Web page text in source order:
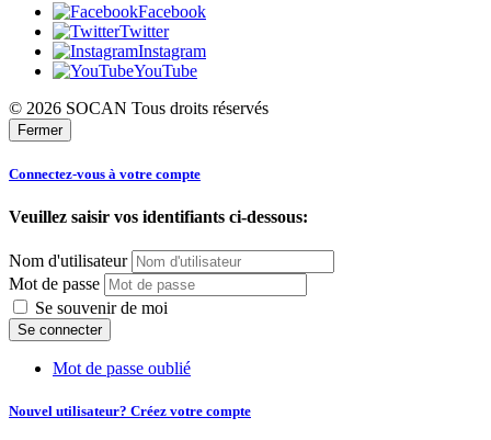
Facebook
Twitter
Instagram
YouTube
© 2026 SOCAN Tous droits réservés
Fermer
Connectez-vous à votre compte
Veuillez saisir vos identifiants ci-dessous:
Nom d'utilisateur
Mot de passe
Se souvenir de moi
Mot de passe oublié
Nouvel utilisateur? Créez votre compte